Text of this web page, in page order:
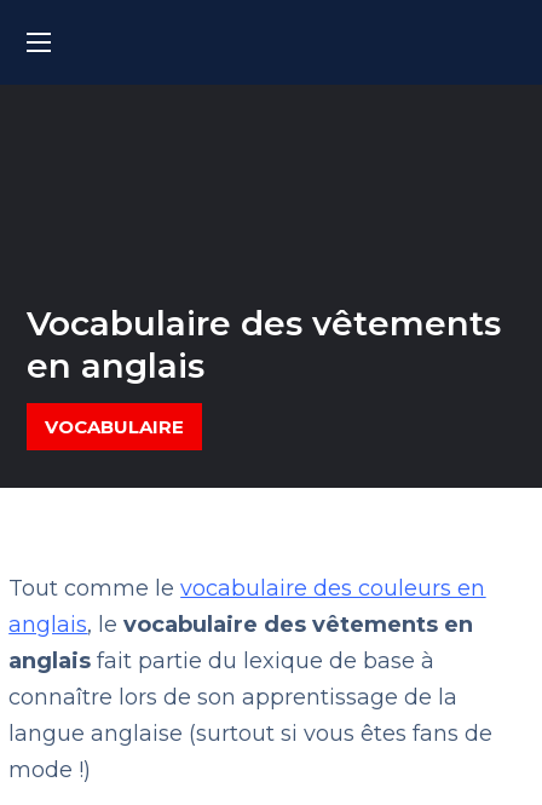
Vocabulaire des vêtements
en anglais
VOCABULAIRE
Tout comme levocabulaire des couleurs en
anglais, levocabulaire des vêtements en
anglais fait partie du lexique de base à
connaître lors de son apprentissage de la
langue anglaise (surtout si vous êtes fans de
mode !)